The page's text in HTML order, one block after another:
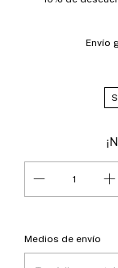
Envío
S
Entregas para el CP:
Medios de envío